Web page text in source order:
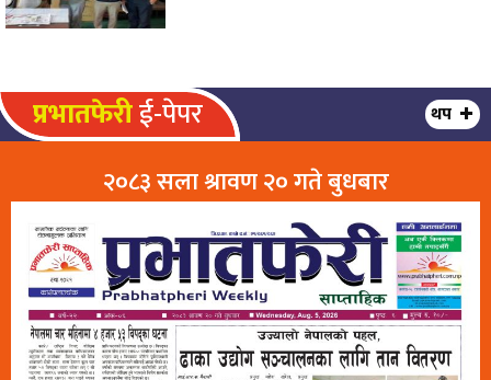
प्रभातफेरीई-पेपर थप
२०८३ सला श्रावण २० गते बुधबार